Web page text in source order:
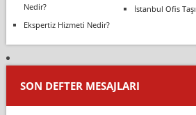
Nedir?
İstanbul Ofis
Ekspertiz Hizmeti Nedir?
SON DEFTER MESAJLARI